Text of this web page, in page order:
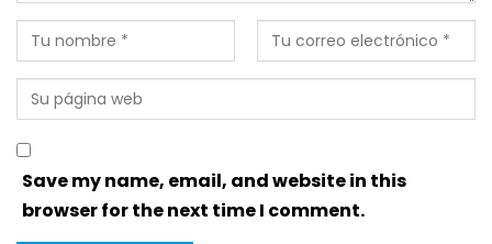
Save my name, email, and website in this
browser for the next time I comment.